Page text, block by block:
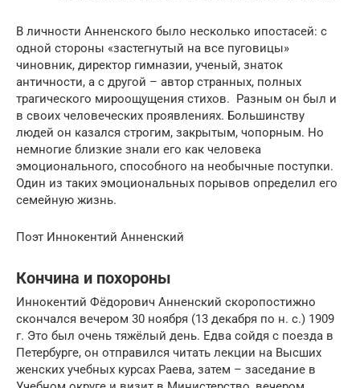
В личности Анненского было несколько ипостасей: с
одной стороны «застегнутый на все пуговицы»
чиновник, директор гимназии, ученый, знаток
античности, а с другой – автор странных, полных
трагического мироощущения стихов. Разным он был и
в своих человеческих проявлениях. Большинству
людей он казался строгим, закрытым, чопорным. Но
немногие близкие знали его как человека
эмоционального, способного на необычные поступки.
Один из таких эмоциональных порывов определил его
семейную жизнь.
Поэт Иннокентий Анненский
Кончина и похороны
Иннокентий Фёдорович Анненский скоропостижно
скончался вечером 30 ноября (13 декабря по н. с.) 1909
г. Это был очень тяжёлый день. Едва сойдя с поезда в
Петербурге, он отправился читать лекции на Высших
женских учебных курсах Раева, затем – заседание в